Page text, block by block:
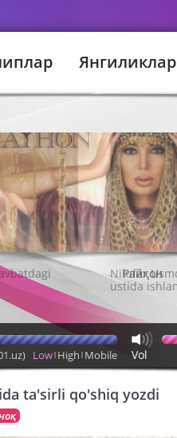
Янгиликлар
Райҳон
Low High Mobile Vol
ta'sirli qo'shiq yozdi